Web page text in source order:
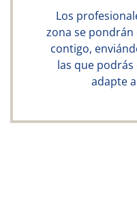
Los
zona se
contigo,
las que
adapte